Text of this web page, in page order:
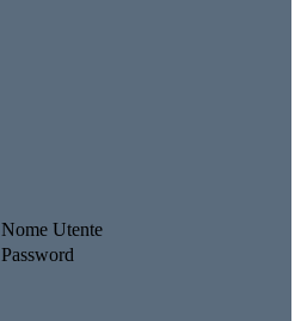
Nome Utente
Password